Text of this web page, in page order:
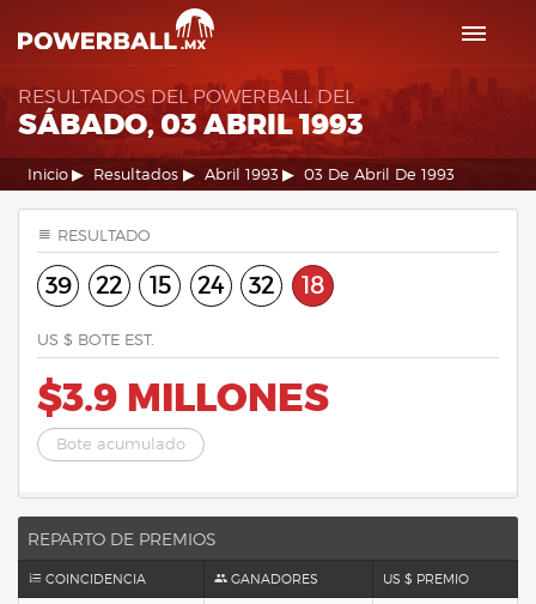
RESULTADOS DEL POWERBALL DEL
SÁBADO, 03 ABRIL 1993
Inicio Resultados Abril 1993 03 De Abril De 1993
RESULTADO
39 22 15 24 32 18
US $ BOTE EST.
$3.9 MILLONES
Bote acumulado
REPARTO DE PREMIOS
COINCIDENCIA GANADORES US $ PREMIO